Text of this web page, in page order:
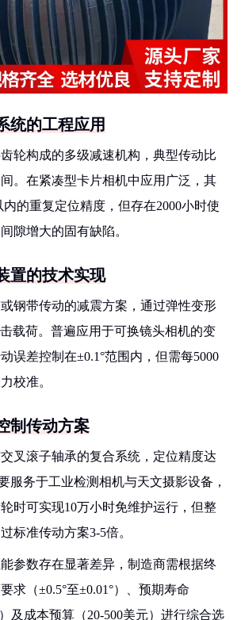
统的工程应用
轮构成的多级减速机构，典型传动比
。在紧凑型卡片相机中应用广泛，其
内的重复定位精度，但存在2000小时使
隙增大的固有缺陷。
置的技术实现
钢带传动的减震方案，通过弹性变形
载荷。普遍应用于可换镜头相机的变
误差控制在±0.1°范围内，但需每5000
校准。
制传动方案
叉滚子轴承的复合系统，定位精度达
服务于工业检测相机与天文摄影设备，
时可实现10万小时免维护运行，但整
标准传动方案3-5倍。
参数存在显著差异，制造商需根据终
求（±0.5°至±0.01°）、预期寿命
）及成本预算（20-500美元）进行综合选